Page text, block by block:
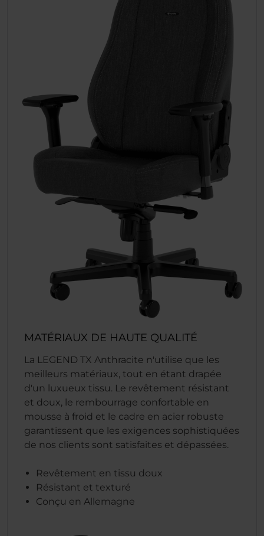
MATÉRIAUX DE HAUTE QUALITÉ
La LEGEND TX Anthracite n'utilise que les
meilleurs matériaux, tout en étant drapée
d'un luxueux tissu. Le revêtement résistant
et doux, le rembourrage confortable en
mousse à froid et le cadre en acier robuste
garantissent que les exigences sophistiquées
de nos clients sont satisfaites et dépassées.
Revêtement en tissu doux
Résistant et texturé
Conçu en Allemagne